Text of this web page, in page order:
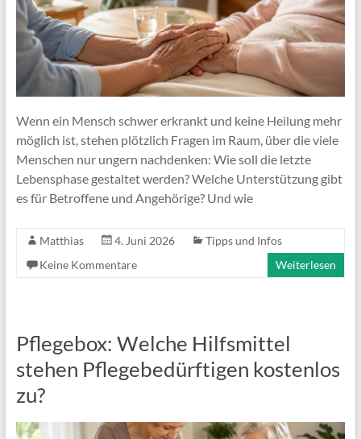
Wenn ein Mensch schwer erkrankt und keine Heilung mehr
möglich ist, stehen plötzlich Fragen im Raum, über die viele
Menschen nur ungern nachdenken: Wie soll die letzte
Lebensphase gestaltet werden? Welche Unterstützung gibt
es für Betroffene und Angehörige? Und wie
Matthias 4. Juni 2026
Tipps und Infos
Keine Kommentare
Weiterlesen
Pflegebox: Welche Hilfsmittel
stehen Pflegebedürftigen kostenlos
zu?